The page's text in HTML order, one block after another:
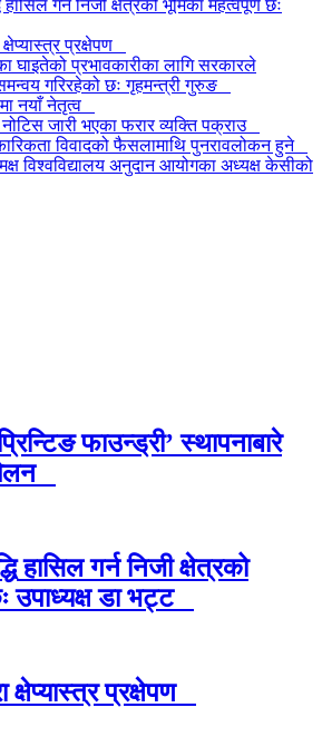
गर्न निजी क्षेत्रको भूमिका महत्वपूर्ण छः
क्षेप्यास्त्र प्रक्षेपण
प्रभावकारीका लागि सरकारले
गरिरहेको छः गृहमन्त्री गुरुङ
नयाँ नेतृत्व
जारी भएका फरार व्यक्ति पक्राउ
विवादको फैसलामाथि पुनरावलोकन हुने
विश्वविद्यालय अनुदान आयोगका अध्यक्ष केसीको
फाउन्ड्री’ स्थापनाबारे
हासिल गर्न निजी क्षेत्रको
उपाध्यक्ष डा भट्ट
क्षेप्यास्त्र प्रक्षेपण